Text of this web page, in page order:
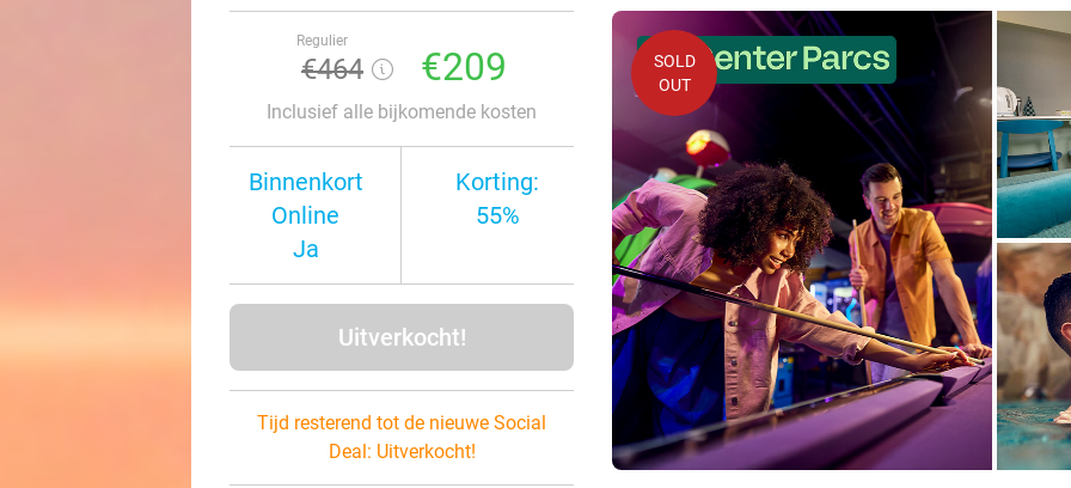
Regulier
€464 €209
Inclusief alle bijkomende kosten
Binnenkort
Online
Ja
Korting:
55%
Uitverkocht!
Tijd resterend tot de nieuwe Social
Deal: Uitverkocht!
SOLD
OUT